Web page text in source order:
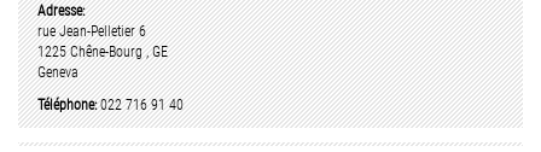
Adresse:
rue Jean-Pelletier 6
1225 Chêne-Bourg,GE
Geneva
Téléphone:022 716 91 40